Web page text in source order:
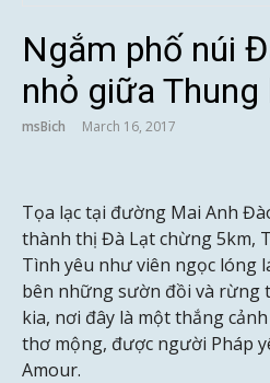
Ngắm phố núi
nhỏ giữa Thung
msBich March 16, 2017
Tọa lạc tại đường Mai Anh
thành thị Đà Lạt chừng 5km,
Tình yêu như viên ngọc lóng
bên những sườn đồi và rừng
kia, nơi đây là một thắng
thơ mộng, được người Pháp
Amour.